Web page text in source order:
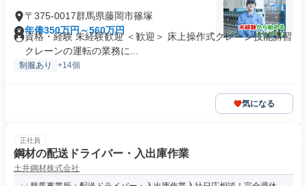
〒375-0017群馬県藤岡市篠塚
年俸350万円～560万円
資格・経験 未経験歓迎 ＜歓迎＞ 床上操作式クレーン技能講習
クレーンの運転の業務に...
制服あり +14個
気になる
正社員
鋼材の配送ドライバー・入出庫作業
土井鋼材株式会社